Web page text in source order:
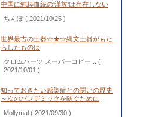
中国に純粋血統の‘漢族’は存在しない
ちんぽ( 2021/10/25 )
世界最古の土器☆★☆縄文土器がもた
らしたものは
クロムハーツ スーパーコピー... (
2021/10/01 )
知っておきたい感染症との闘いの歴史
～次のパンデミックを防ぐために
Mollymal ( 2021/09/30 )